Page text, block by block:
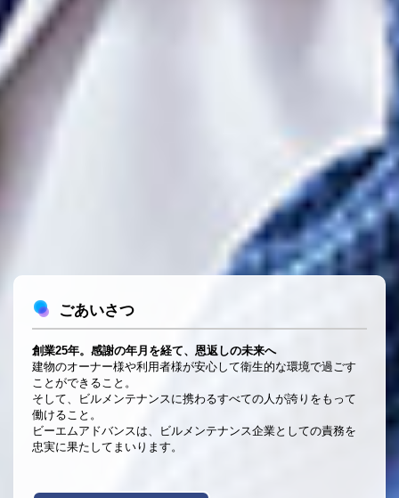
徹底的に清掃、効率的にリフォーム
私たちは、ビルメンテナンスとリフォームを手がける企業で
す。
「徹底的に清掃」「効率的にリフォーム」を掲げ、邁進してま
いります。
詳細はこちらから